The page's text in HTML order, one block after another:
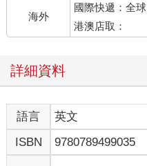
海外
國際快遞：全球
港澳店取：
詳細資料
語言 英文
ISBN
9780789499035